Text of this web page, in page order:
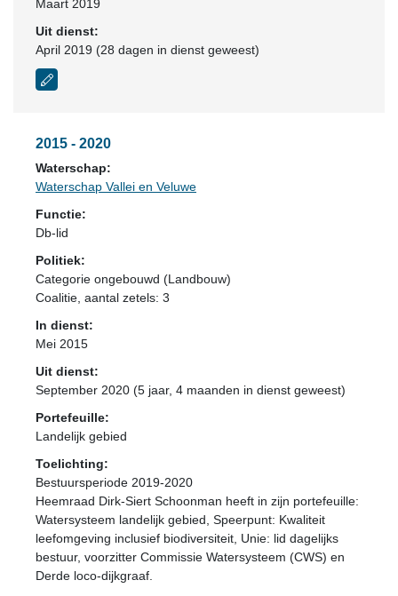
Maart 2019
Uit dienst:
April 2019 (28 dagen in dienst geweest)
2015 - 2020
Waterschap:
Waterschap Vallei en Veluwe
Functie:
Db-lid
Politiek:
Categorie ongebouwd (Landbouw)
Coalitie , aantal zetels: 3
In dienst:
Mei 2015
Uit dienst:
September 2020 (5 jaar, 4 maanden in dienst geweest)
Portefeuille:
Landelijk gebied
Toelichting:
Bestuursperiode 2019-2020
Heemraad Dirk-Siert Schoonman heeft in zijn portefeuille:
Watersysteem landelijk gebied, Speerpunt: Kwaliteit
leefomgeving inclusief biodiversiteit, Unie: lid dagelijks
bestuur, voorzitter Commissie Watersysteem (CWS) en
Derde loco-dijkgraaf.